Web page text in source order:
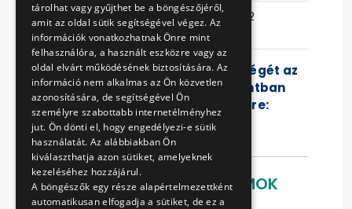
Ajánlattételi
határidő
2015-03-12
13:43:54
A kért helyszíni bejárás lehetőségét az
érintett divízió az alábbi időpontban
biztosítja az Ajánlattevők részére:
Időpont:
LETÖLTHETŐ DOKUMENTUMOK
tárolhat vagy gyűjthet be a böngészőjéről,
amit az oldal sütik segítségével végez. Az
információk vonatkozhatnak Önre mint
felhasználóra, a használt eszközre vagy az
oldal elvárt működésének biztosítására. Az
információ nem alkalmas az Ön közvetlen
azonosítására, de segítségével Ön
személyre szabottabb internetélményhez
jut. Ön dönti el, hogy engedélyezi-e sütik
használatát. Az alábbiakban Ön
kiválaszthatja azon sütiket, amelyeknek
kezeléséhez hozzájárul.
A böngészők egy része alapértelmezettként
automatikusan elfogadja a sütiket, de ez a